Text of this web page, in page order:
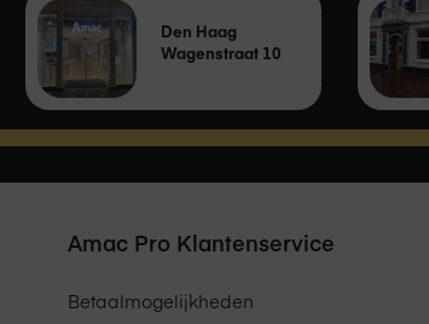
Den Haag
Wagenstraat 10
Amac Pro Klantenservice
Betaalmogelijkheden